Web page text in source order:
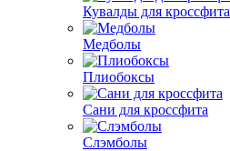
Кувалды для кроссфита
Медболы
Плиобоксы
Сани для кроссфита
Слэмболы